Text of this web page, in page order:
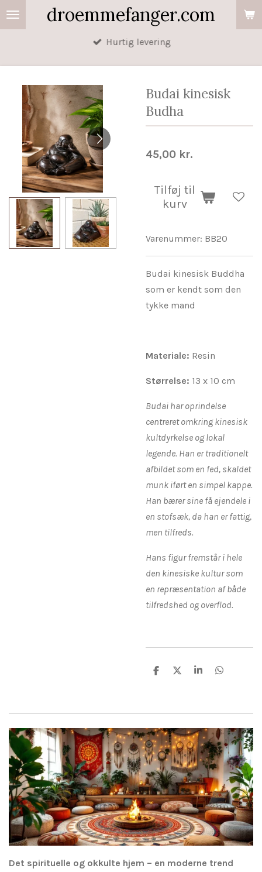
Spring
til
droemmefanger.com
Hurtig levering
Budai kinesisk
Budha
45,00 kr.
Tilføj til
kurv
Varenummer: BB20
Budai kinesisk Buddha
som er kendt som den
tykke mand
Materiale: Resin
Størrelse: 13 x 10 cm
Budai har oprindelse
centreret omkring kinesisk
kultdyrkelse og lokal
legende. Han er traditionelt
afbildet som en fed, skaldet
munk iført en simpel kappe.
Han bærer sine få ejendele i
en stofsæk, da han er fattig,
men tilfreds.
Hans figur fremstår i hele
den kinesiske kultur som
en repræsentation af både
tilfredshed og overflod.
D
D
D
D
Det spirituelle og okkulte hjem – en moderne trend